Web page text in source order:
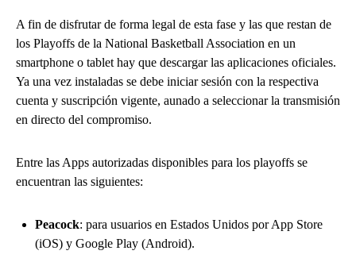
A fin de disfrutar de forma legal de esta fase y las que restan de
los Playoffs de la National Basketball Association en un
smartphone o tablet hay que descargar las aplicaciones oficiales.
Ya una vez instaladas se debe iniciar sesión con la respectiva
cuenta y suscripción vigente, aunado a seleccionar la transmisión
en directo del compromiso.
Entre las Apps autorizadas disponibles para los playoffs se
encuentran las siguientes:
Peacock: para usuarios en Estados Unidos por App Store
(iOS) y Google Play (Android).